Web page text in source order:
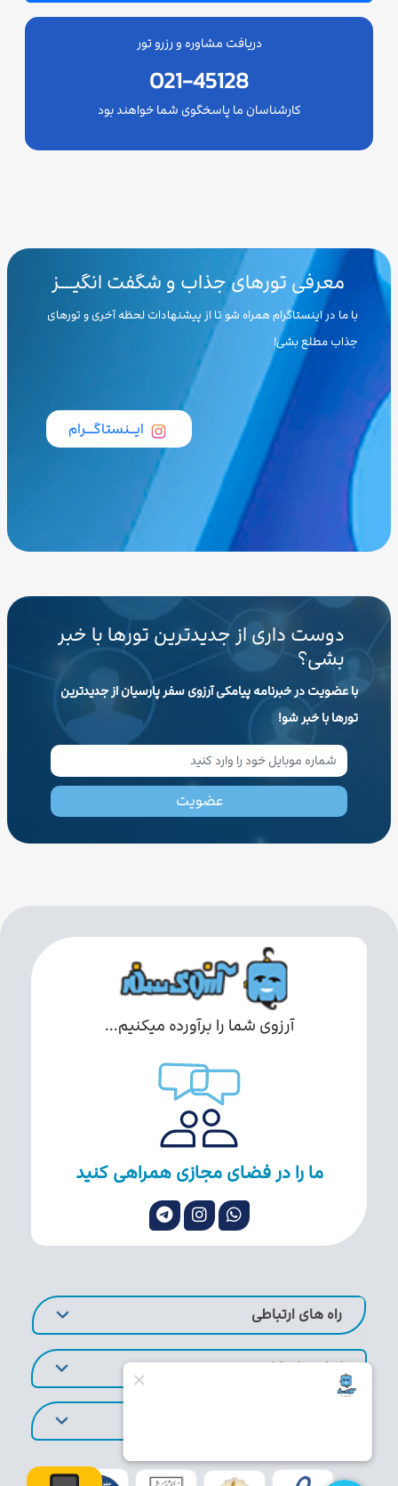
دریافت مشاوره و رزرو تور
021-45128
کارشناسان ما پاسخگوی شما خواهند بود
معرفی تورهای جذاب و شگفت انگیـــز
با ما در اینستاگرام همراه شو تا از پیشنهادات لحظه آخری و تورهای
جذاب مطلع بشی!
ایــنستاگـــرام
دوست داری از جدیدترین تورها با خبر
بشی؟
با عضویت در خبرنامه پیامکی آرزوی سفر پارسیان از جدیدترین
تورها با خبر شو!
عضویت
آرزوی شما را برآورده میکنیم...
ما را در فضای مجازی همراهی کنید
راه های ارتباطی
لینک های کاربردی